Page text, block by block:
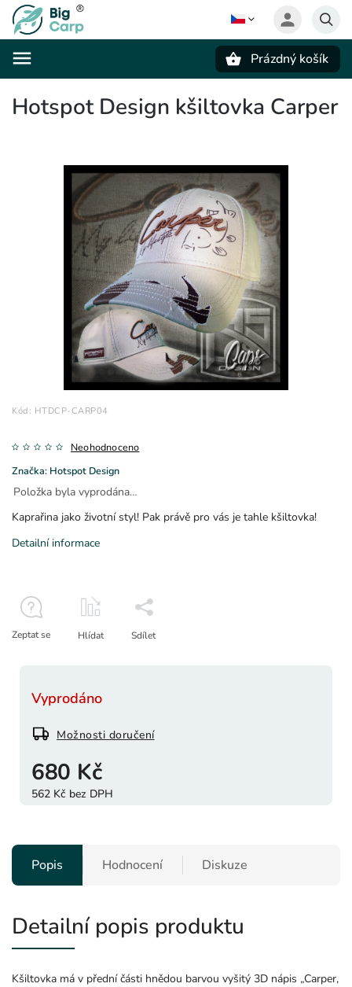
Prázdný košík
Hotspot Design kšiltovka Carper
Kód: HTDCP-CARP04
Neohodnoceno
Značka: Hotspot Design
680 Kč
562 Kč bez DPH
Vyprodáno
Možnosti doručení
Položka byla vyprodána…
Kaprařina jako životní styl! Pak právě pro vás je tahle kšiltovka!
Detailní informace
Zeptat se Hlídat Sdílet
Popis Hodnocení Diskuze
Detailní popis produktu
Kšiltovka má v přední části hnědou barvou vyšitý 3D nápis „Carper,